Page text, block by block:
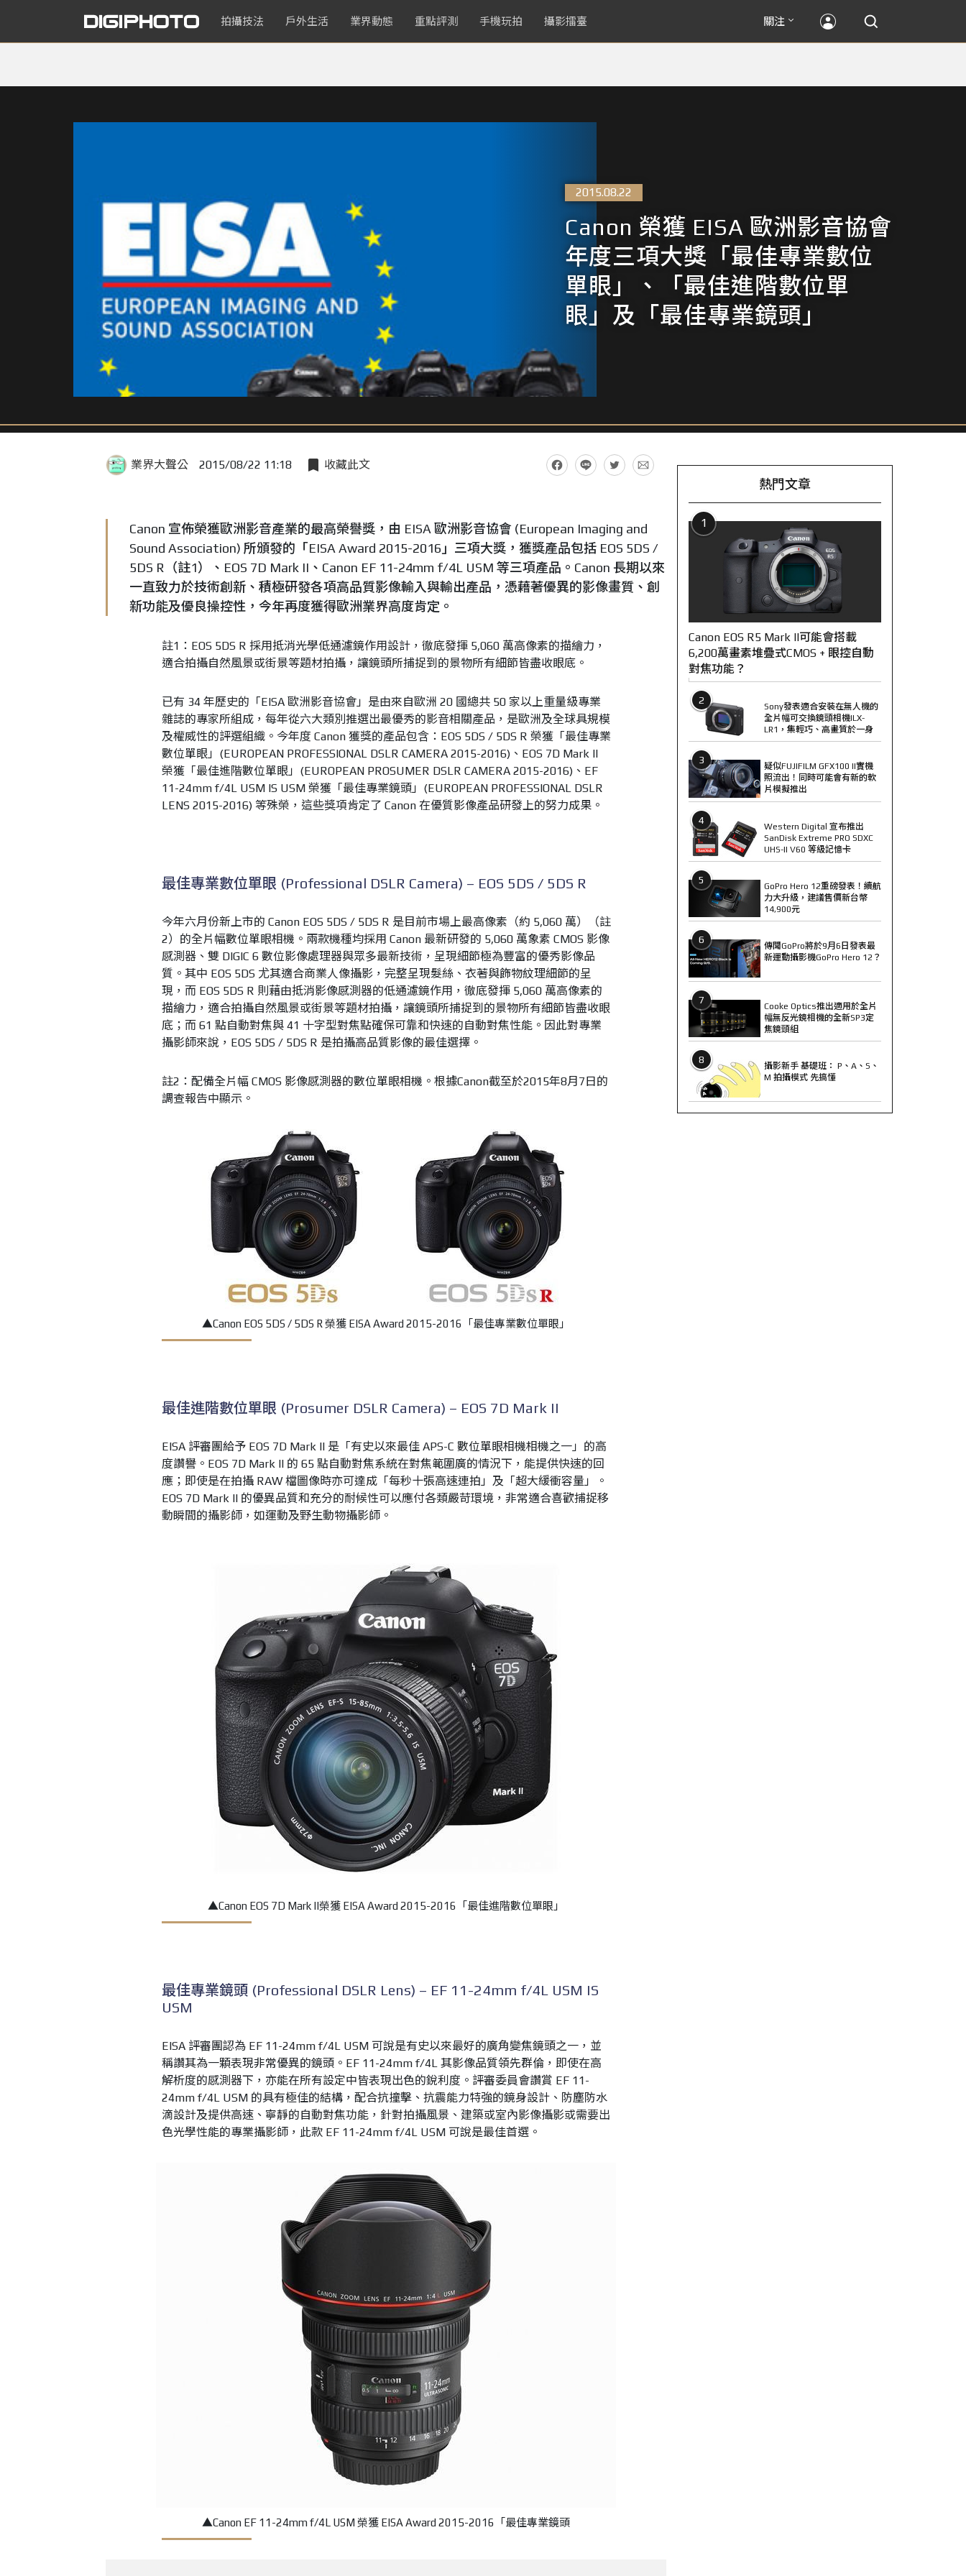
拍攝技法 戶外生活 業界動態 重點評測 手機玩拍 攝影擂臺 關注
2015.08.22
Canon 榮獲 EISA 歐洲影音協會
年度三項大獎「最佳專業數位
單眼」、「最佳進階數位單
眼」及「最佳專業鏡頭」
業界大聲公 2015/08/22 11:18 收藏此文
Canon 宣佈榮獲歐洲影音產業的最高榮譽獎，由 EISA 歐洲影音協會 (European Imaging and
Sound Association) 所頒發的「EISA Award 2015-2016」三項大獎，獲獎產品包括 EOS 5DS /
5DS R（註1）、EOS 7D Mark II、Canon EF 11-24mm f/4L USM 等三項產品。Canon 長期以來
一直致力於技術創新、積極研發各項高品質影像輸入與輸出產品，憑藉著優異的影像畫質、創
新功能及優良操控性，今年再度獲得歐洲業界高度肯定。
註1：EOS 5DS R 採用抵消光學低通濾鏡作用設計，徹底發揮 5,060 萬高像素的描繪力，
適合拍攝自然風景或街景等題材拍攝，讓鏡頭所捕捉到的景物所有細節皆盡收眼底。
已有 34 年歷史的「EISA 歐洲影音協會」是由來自歐洲 20 國總共 50 家以上重量級專業
雜誌的專家所組成，每年從六大類別推選出最優秀的影音相關產品，是歐洲及全球具規模
及權威性的評選組織。今年度 Canon 獲獎的產品包含：EOS 5DS / 5DS R 榮獲「最佳專業
數位單眼」(EUROPEAN PROFESSIONAL DSLR CAMERA 2015-2016)、EOS 7D Mark II
榮獲「最佳進階數位單眼」(EUROPEAN PROSUMER DSLR CAMERA 2015-2016)、EF
11-24mm f/4L USM IS USM 榮獲「最佳專業鏡頭」(EUROPEAN PROFESSIONAL DSLR
LENS 2015-2016) 等殊榮，這些獎項肯定了 Canon 在優質影像產品研發上的努力成果。
最佳專業數位單眼 (Professional DSLR Camera) – EOS 5DS / 5DS R
今年六月份新上市的 Canon EOS 5DS / 5DS R 是目前市場上最高像素（約 5,060 萬）（註
2）的全片幅數位單眼相機。兩款機種均採用 Canon 最新研發的 5,060 萬象素 CMOS 影像
感測器、雙 DIGIC 6 數位影像處理器與眾多最新技術，呈現細節極為豐富的優秀影像品
質。其中 EOS 5DS 尤其適合商業人像攝影，完整呈現髮絲、衣著與飾物紋理細節的呈
現，而 EOS 5DS R 則藉由抵消影像感測器的低通濾鏡作用，徹底發揮 5,060 萬高像素的
描繪力，適合拍攝自然風景或街景等題材拍攝，讓鏡頭所捕捉到的景物所有細節皆盡收眼
底；而 61 點自動對焦與 41 十字型對焦點確保可靠和快速的自動對焦性能。因此對專業
攝影師來說，EOS 5DS / 5DS R 是拍攝高品質影像的最佳選擇。
註2：配備全片幅 CMOS 影像感測器的數位單眼相機。根據Canon截至於2015年8月7日的
調查報告中顯示。
▲Canon EOS 5DS / 5DS R 榮獲 EISA Award 2015-2016「最佳專業數位單眼」
最佳進階數位單眼 (Prosumer DSLR Camera) – EOS 7D Mark II
EISA 評審團給予 EOS 7D Mark II 是「有史以來最佳 APS-C 數位單眼相機相機之一」的高
度讚譽。EOS 7D Mark II 的 65 點自動對焦系統在對焦範圍廣的情況下，能提供快速的回
應；即使是在拍攝 RAW 檔圖像時亦可達成「每秒十張高速連拍」及「超大緩衝容量」。
EOS 7D Mark II 的優異品質和充分的耐候性可以應付各類嚴苛環境，非常適合喜歡捕捉移
動瞬間的攝影師，如運動及野生動物攝影師。
▲Canon EOS 7D Mark II榮獲 EISA Award 2015-2016「最佳進階數位單眼」
最佳專業鏡頭 (Professional DSLR Lens) – EF 11-24mm f/4L USM IS
USM
EISA 評審團認為 EF 11-24mm f/4L USM 可說是有史以來最好的廣角變焦鏡頭之一，並
稱讚其為一顆表現非常優異的鏡頭。EF 11-24mm f/4L 其影像品質領先群倫，即使在高
解析度的感測器下，亦能在所有設定中皆表現出色的銳利度。評審委員會讚賞 EF 11-
24mm f/4L USM 的具有極佳的結構，配合抗撞擊、抗震能力特強的鏡身設計、防塵防水
滴設計及提供高速、寧靜的自動對焦功能，針對拍攝風景、建築或室內影像攝影或需要出
色光學性能的專業攝影師，此款 EF 11-24mm f/4L USM 可說是最佳首選。
▲Canon EF 11-24mm f/4L USM 榮獲 EISA Award 2015-2016「最佳專業鏡頭
熱門文章
1
Canon EOS R5 Mark II可能會搭載
6,200萬畫素堆疊式CMOS + 眼控自動
對焦功能？
2
Sony發表適合安裝在無人機的
全片幅可交換鏡頭相機ILX-
LR1，集輕巧、高畫質於一身
3
疑似FUJIFILM GFX100 II實機
照流出！同時可能會有新的軟
片模擬推出
4
Western Digital 宣布推出
SanDisk Extreme PRO SDXC
UHS-II V60 等級記憶卡
5
GoPro Hero 12重磅發表！續航
力大升級，建議售價新台幣
14,900元
6
傳聞GoPro將於9月6日發表最
新運動攝影機GoPro Hero 12？
7
Cooke Optics推出適用於全片
幅無反光鏡相機的全新SP3定
焦鏡頭組
8
攝影新手 基礎班： P、A、S、
M 拍攝模式 先搞懂